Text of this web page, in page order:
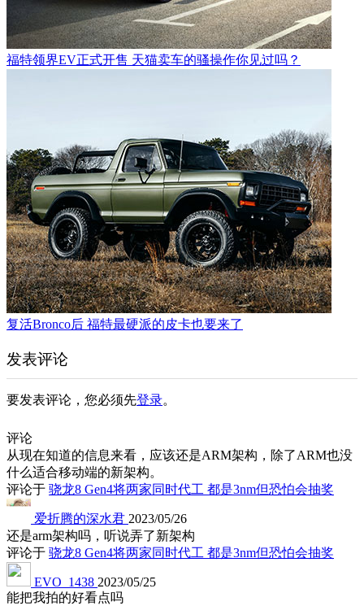
福特领界EV正式开售 天猫卖车的骚操作你见过吗？
复活Bronco后 福特最硬派的皮卡也要来了
发表评论
要发表评论，您必须先登录。
评论
从现在知道的信息来看，应该还是ARM架构，除了ARM也没
什么适合移动端的新架构。
评论于 骁龙8 Gen4将两家同时代工 都是3nm但恐怕会抽奖
爱折腾的深水君 2023/05/26
还是arm架构吗，听说弄了新架构
评论于 骁龙8 Gen4将两家同时代工 都是3nm但恐怕会抽奖
EVO_1438 2023/05/25
能把我拍的好看点吗